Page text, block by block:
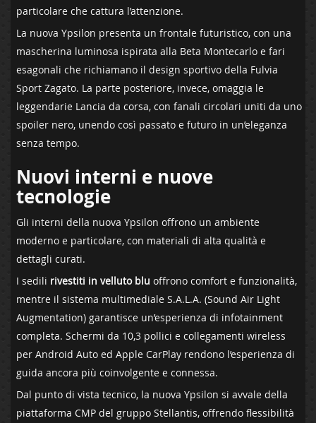
particolare che cattura l’attenzione.
La nuova Ypsilon presenta un frontale futuristico, con una
mascherina luminosa ispirata alla Beta Montecarlo e fari
esagonali che richiamano il design sportivo della Fulvia
Sport Zagato. La parte posteriore, invece, omaggia le
leggendarie Lancia da corsa, con fanali circolari uniti da uno
spoiler nero, unendo così passato e futuro in un’eleganza
senza tempo.
Nuovi interni e nuove
tecnologie
Gli interni della nuova Ypsilon offrono un ambiente
moderno e particolare, con materiali di alta qualità e
dettagli curati.
I sedili rivestiti in velluto blu offrono comfort e funzionalità,
mentre il sistema multimediale S.A.L.A. (Sound Air Light
Augmentation) garantisce un’esperienza di infotainment
completa. Schermi da 10,3 pollici e collegamenti wireless
per Android Auto ed Apple CarPlay rendono l’esperienza di
guida ancora più coinvolgente e connessa.
Dal punto di vista tecnico, la nuova Ypsilon si avvale della
piattaforma CMP del gruppo Stellantis, offrendo flessibilità